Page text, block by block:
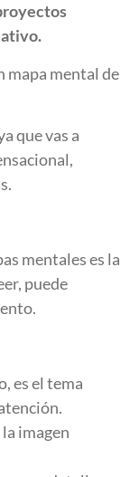
mapa mental de
que vas a
mentales es la
puede
es el tema
imagen